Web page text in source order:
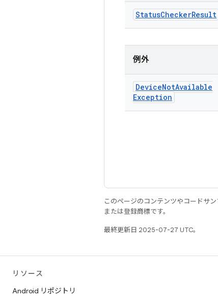
StatusCheckerResult
例外
DeviceNotAvailable
Exception
このページのコンテンツやコードサン
または登録商標です。
最終更新日 2025-07-27 UTC。
リソース
Android リポジトリ